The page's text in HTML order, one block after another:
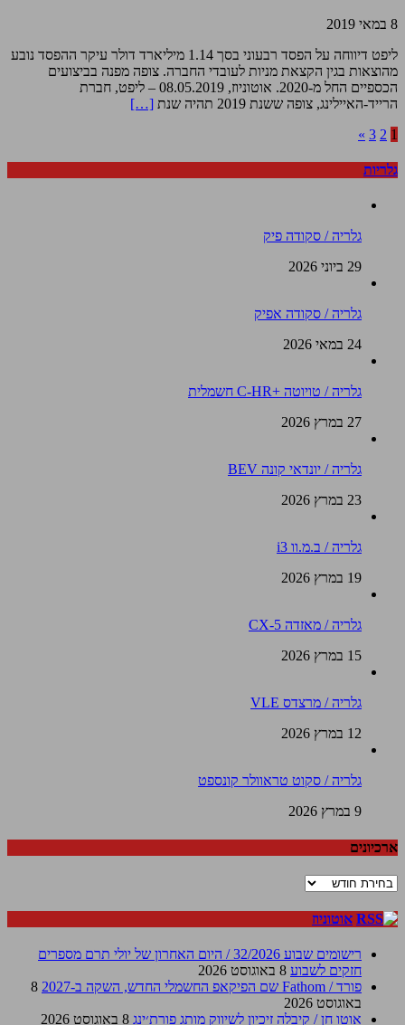
8 במאי 2019
ליפט דיווחה על הפסד רבעוני בסך 1.14 מיליארד דולר עיקר ההפסד נובע
מהוצאות בגין הקצאת מניות לעובדי החברה. צופה מפנה בביצועים
הכספיים החל מ-2020. אוטוניוז, 08.05.2019 – ליפט, חברת
הרייד-האיילינג, צופה ששנת 2019 תהיה שנת
[…]
1
2
3
»
גלריות
גלריה / סקודה פיק
29 ביוני 2026
גלריה / סקודה אפיק
24 במאי 2026
גלריה / טויוטה +C-HR חשמלית
27 במרץ 2026
גלריה / יונדאי קונה BEV
23 במרץ 2026
גלריה / ב.מ.וו i3
19 במרץ 2026
גלריה / מאזדה CX-5
15 במרץ 2026
גלריה / מרצדס VLE
12 במרץ 2026
גלריה / סקוט טראוולר קונספט
9 במרץ 2026
ארכיונים
ארכיונים
אוטוניוז
רישומים שבוע 32/2026 / היום האחרון של יולי תרם מספרים
חזקים לשבוע 8 באוגוסט 2026
פורד / Fathom שם הפיקאפ החשמלי החדש, השקה ב-2027
8
באוגוסט 2026
אוטו חן / קיבלה זיכיון לשיווק מותג פורת׳ינג 8 באוגוסט 2026